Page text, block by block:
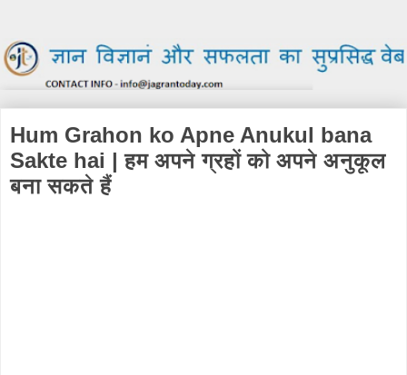
Hum Grahon ko Apne Anukul bana
Sakte hai | हम अपने ग्रहों को अपने अनुकूल
बना सकते हैं